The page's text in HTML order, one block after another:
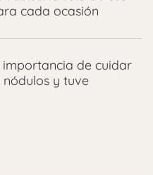
cada ocasión
importancia de cuidar
nódulos y tuve